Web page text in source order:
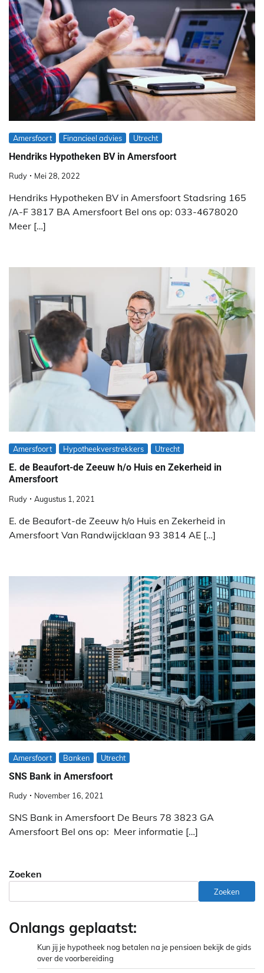
Amersfoort Financieel advies Utrecht
Hendriks Hypotheken BV in Amersfoort
Rudy Mei 28, 2022
Hendriks Hypotheken BV in Amersfoort Stadsring 165
/A-F 3817 BA Amersfoort Bel ons op: 033-4678020
Meer […]
Amersfoort Hypotheekverstrekkers Utrecht
E. de Beaufort-de Zeeuw h/o Huis en Zekerheid in
Amersfoort
Rudy Augustus 1, 2021
E. de Beaufort-de Zeeuw h/o Huis en Zekerheid in
Amersfoort Van Randwijcklaan 93 3814 AE […]
Amersfoort Banken Utrecht
SNS Bank in Amersfoort
Rudy November 16, 2021
SNS Bank in Amersfoort De Beurs 78 3823 GA
Amersfoort Bel ons op: Meer informatie […]
Zoeken
Zoeken
Onlangs geplaatst:
Kun jij je hypotheek nog betalen na je pensioen bekijk de gids
over de voorbereiding